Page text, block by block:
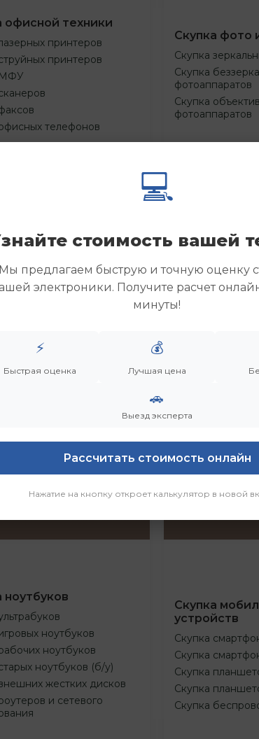
офисной техники
принтеров
принтеров
МФУ
телефонов
Скупка фото
Скупка
Скупка
фотоаппаратов
Скупка
фотоаппаратов
ноутбуков
ноутбуков
ноутбуков
ноутбуков (б/у)
жестких дисков
и сетевого
Скупка
устройств
Скупка
Скупка
Скупка
Скупка
Скупка
💻
стоимость вашей
предлагаем быструю и точную оценку
электроники. Получите расчет
минуты!
⚡
Быстрая оценка
💰
Лучшая цена
🚗
Выезд эксперта
Рассчитать стоимость онлайн
Нажатие на кнопку откроет калькулятор в новой